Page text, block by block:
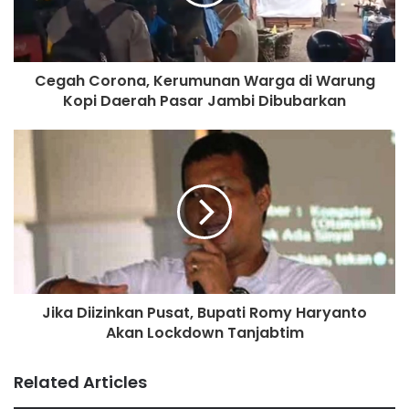
“Tim Dinkes yang kita arahkan kesana untuk melakukan uji
repit terhadap keluarga pasien positif Corona dan ternyata
hasilnya negatif,” terang Johansyah. (***)
Cegah Corona, Kerumunan Warga di Warung
Kopi Daerah Pasar Jambi Dibubarkan
Jika Diizinkan Pusat, Bupati Romy Haryanto
Akan Lockdown Tanjabtim
Related Articles